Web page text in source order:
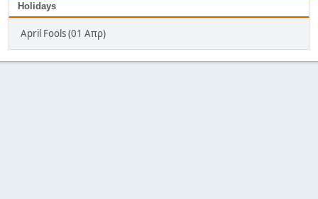
Holidays
April Fools (01 Απρ)